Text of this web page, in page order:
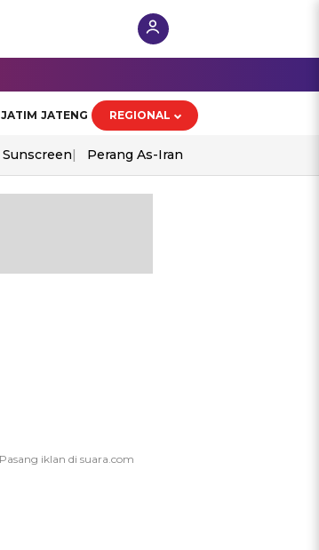
JATIM JATENG REGIONAL
Sunscreen Perang As-Iran